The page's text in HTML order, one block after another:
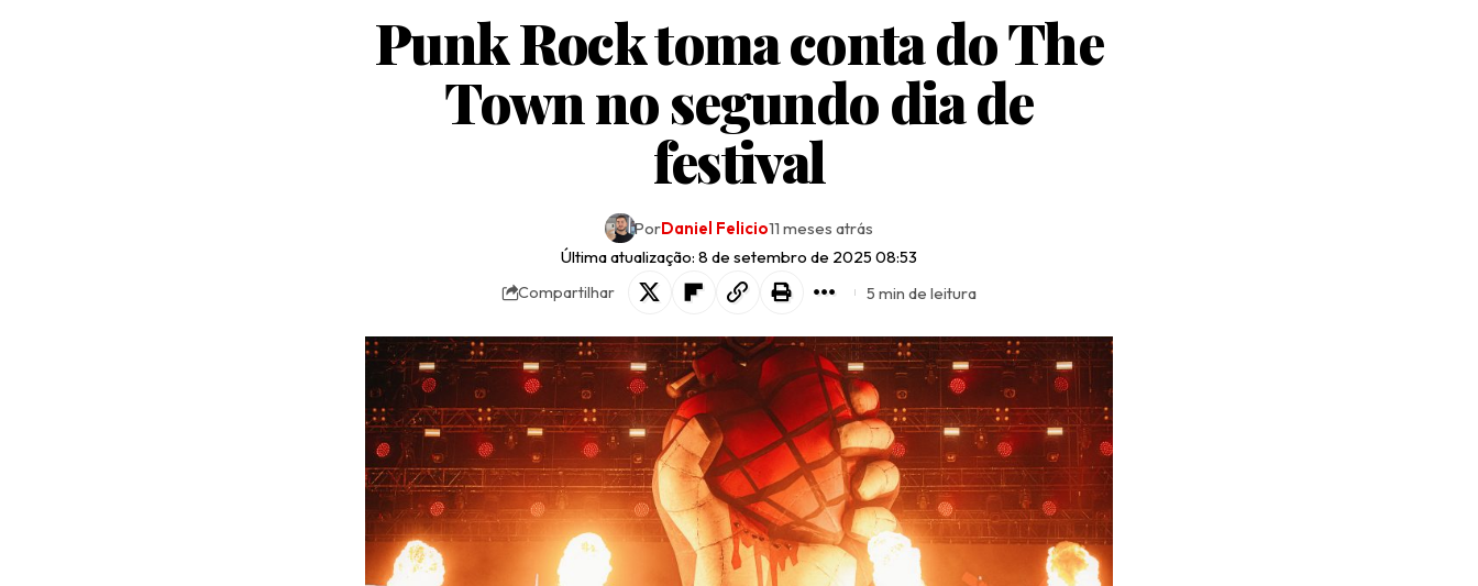
Punk Rock toma conta do The
Town no segundo dia de
festival
Última atualização: 8 de setembro de 2025 08:53
PorDaniel Felicio11 meses atrás
Compartilhar 5 min de leitura